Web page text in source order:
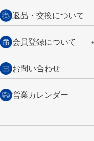
代金引換
銀行振込【前払い】
営業日午前11時までの決済完了の
ご注文は翌営業日の発送
送料：全国一律 660円（税込）
詳しくはご利用ガイドをご覧くだ
返品・交換について
返品の場合
商品到着後7日以内・未使用品に
い。
商品到着後7日以内に限り交換を承
会員登録について
・新規ご入会で
・税込み2,200円以上のお買い上げ
・次回のお買い物に使えるポイン
ント 付与されます。
お問い合わせ
トンボ製品・サービス
お問い合わせ
営業カレンダー